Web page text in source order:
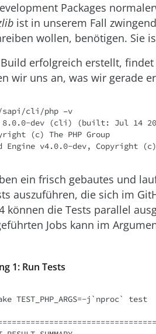
Packages
ist in unserem Fall
wollen, benötigen. Sie
erfolgreich erstellt,
wir uns an, was wir gerade
cli/php –v
8.0.0-dev (cli) (built: Jul 14
(c) The PHP Group
Engine v4.0.0-dev, Copyright
ein frisch gebautes und
auszuführen, die sich im
können die Tests parallel
Jobs kann im
1: Run Tests
TEST_PHP_ARGS=-j`nproc` test